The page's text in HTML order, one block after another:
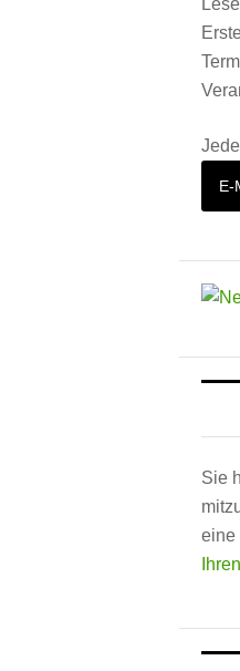
E-
Sie
eine